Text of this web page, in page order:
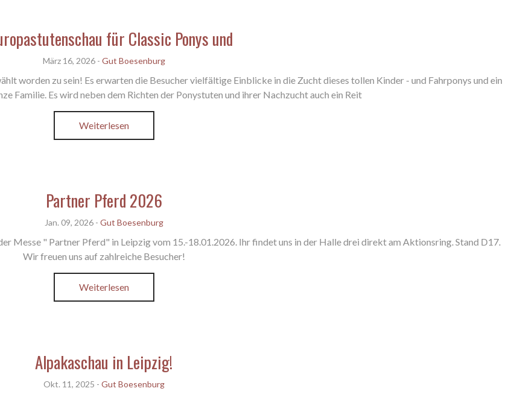
für Classic Ponys und
März 16, 2026 - Gut Boesenburg
worden zu sein! Es erwarten die Besucher vielfältige Einblicke in die Zucht dieses tollen Kinder - und Fahrponys und ein
Familie. Es wird neben dem Richten der Ponystuten und ihrer Nachzucht auch ein Reit
Weiterlesen
Partner Pferd 2026
Jan. 09, 2026 - Gut Boesenburg
Messe " Partner Pferd" in Leipzig vom 15.-18.01.2026. Ihr findet uns in der Halle drei direkt am Aktionsring. Stand D17.
Wir freuen uns auf zahlreiche Besucher!
Weiterlesen
Alpakaschau in Leipzig!
Okt. 11, 2025 - Gut Boesenburg